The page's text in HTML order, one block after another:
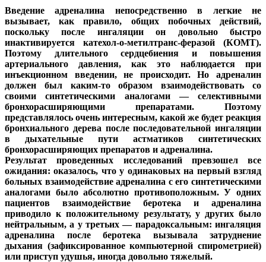
Введение адреналина непосредственно в легкие не
вызывает, как правило, общих побочных действий,
поскольку после ингаляции он довольно быстро
инактивируется катехол-о-метилтранс-феразой (КОМТ).
Поэтому длительного сердцебиения и повышения
артериального давления, как это наблюдается при
инъекционном введении, не происходит. Но адреналин
должен был каким-то образом взаимодействовать со
своими синтетическими аналогами — селективными
бронхорасширяющими препаратами. Поэтому
представлялось очень интересным, какой же будет реакция
бронхиального дерева после последовательной ингаляции
в дыхательные пути астматиков синтетических
бронхорасширяющих препаратов и адреналина.
Результат проведенных исследований превзошел все
ожидания: оказалось, что у одинаковых на первый взгляд
больных взаимодействие адреналина с его синтетическими
аналогами было абсолютно противоположным. У одних
пациентов взаимодействие беротека и адреналина
приводило к положительному результату, у других было
нейтральным, а у третьих — парадоксальным: ингаляция
адреналина после беротека вызывала затруднение
дыхания (зафиксированное компьютерной спирометрией)
или приступ удушья, иногда довольно тяжелый.